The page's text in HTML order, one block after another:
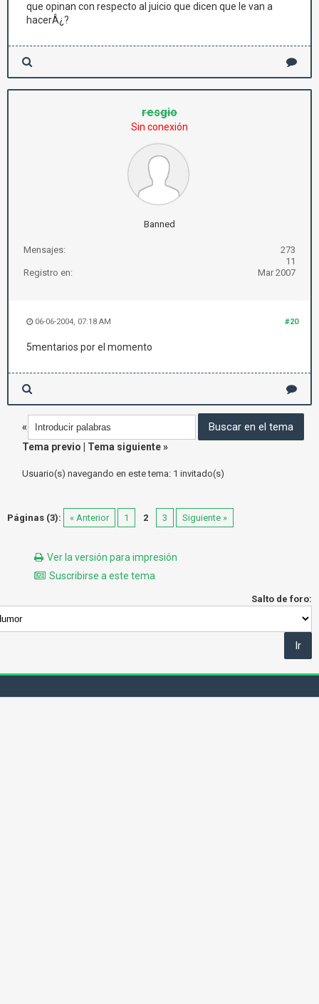
que opinan con respecto al juicio que dicen que le van a
hacerÂ¿?
resgio
Sin conexión
Banned
Mensajes:
273
11
Registro en:
Mar 2007
#20
06-06-2004, 07:18 AM
5mentarios por el momento
«
Tema previo
Tema siguiente»
Usuario(s) navegando en este tema: 1 invitado(s)
Páginas (3): « Anterior 1 2 3 Siguiente »
Ver la versión para impresión
Suscribirse a este tema
Salto de foro: